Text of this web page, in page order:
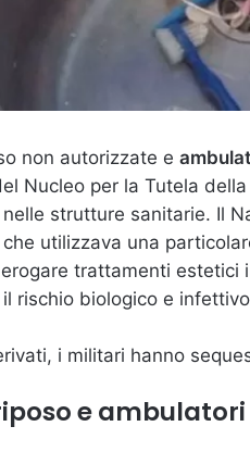
non autorizzate e
Nucleo per la Tutela
strutture sanitarie. Il
utilizzava una
erogare trattamenti
rischio biologico e
i militari hanno
e